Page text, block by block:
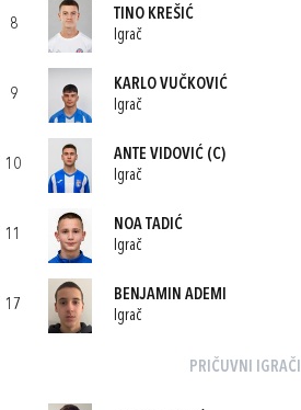
8
TINO KREŠIĆ
Igrač
9
KARLO VUČKOVIĆ
Igrač
10
ANTE VIDOVIĆ (C)
Igrač
11
NOA TADIĆ
Igrač
17
BENJAMIN ADEMI
Igrač
PRIČUVNI IGRAČI